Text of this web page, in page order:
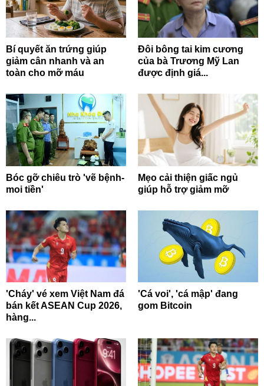
Bí quyết ăn trứng giúp
giảm cân nhanh và an
toàn cho mỡ máu
Đôi bông tai kim cương
của bà Trương Mỹ Lan
được định giá...
Bóc gỡ chiêu trò 'vẽ bệnh-
moi tiền'
Mẹo cải thiện giấc ngủ
giúp hỗ trợ giảm mỡ
'Cháy' vé xem Việt Nam đá
bán kết ASEAN Cup 2026,
hàng...
'Cá voi', 'cá mập' đang
gom Bitcoin